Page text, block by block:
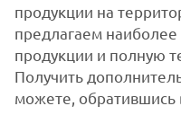
продукции на
предлагаем
продукции и полную
Получить
можете, обратившись